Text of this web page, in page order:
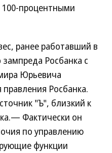
100-процентными
ранее работавший в
Росбанка с
Юрьевича
Росбанка.
"Ъ", близкий к
Фактически он
по управлению
функции